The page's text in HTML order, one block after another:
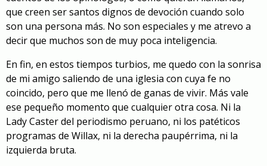
que creen ser santos dignos de devoción cuando solo
son una persona más. No son especiales y me atrevo a
decir que muchos son de muy poca inteligencia.
En fin, en estos tiempos turbios, me quedo con la sonrisa
de mi amigo saliendo de una iglesia con cuya fe no
coincido, pero que me llenó de ganas de vivir. Más vale
ese pequeño momento que cualquier otra cosa. Ni la
Lady Caster del periodismo peruano, ni los patéticos
programas de Willax, ni la derecha paupérrima, ni la
izquierda bruta.